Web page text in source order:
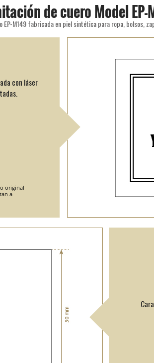
de cuero Model EP-
EP-M149 fabricada en piel sintética para ropa, bolsos,
con láser
original
a